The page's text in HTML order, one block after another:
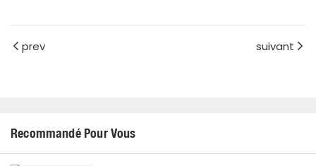
prev suivant
Recommandé Pour Vous